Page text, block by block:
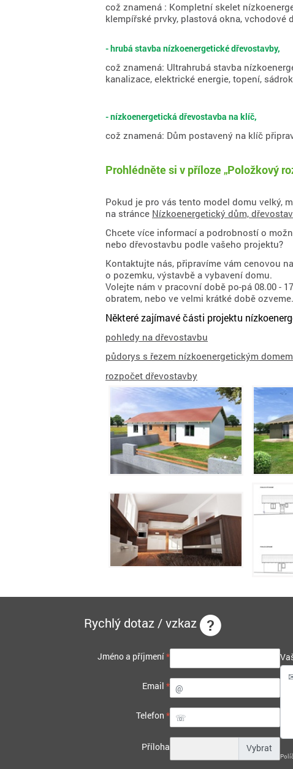
což znamená : Kompletní skelet
klempířské prvky, plastová okna, vchodové
- hrubá stavba nízkoenergetické dřevostavby,
což znamená: Ultrahrubá stavba
kanalizace, elektrické energie, topení,
- nízkoenergetická dřevostavba na klíč,
což znamená: Dům postavený na klíč
Prohlédněte si v příloze „Položkový
Pokud je pro vás tento model domu velký,
na stránce Nízkoenergetický dům,
Chcete více informací a podrobností o
nebo dřevostavbu podle vašeho projektu?
Kontaktujte nás, připravíme vám cenovou
o pozemku, výstavbě a vybavení domu.
Volejte nám v pracovní době po-pá 08.00 -
obratem, nebo ve velmi krátké době ozveme.
Některé zajímavé části projektu
pohledy na dřevostavbu
půdorys s řezem nízkoenergetickým domem
rozpočet dřevostavby
Rychlý dotaz / vzkaz
Jméno a příjmení*
Email *
Telefon *
Příloha